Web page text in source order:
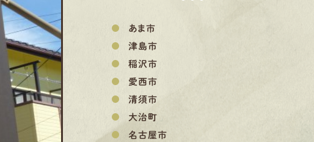
あま市
津島市
稲沢市
愛西市
清須市
大治町
名古屋市